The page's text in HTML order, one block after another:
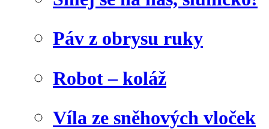
Páv z obrysu ruky
Robot – koláž
Víla ze sněhových vloček